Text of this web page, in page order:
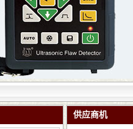
供应商机